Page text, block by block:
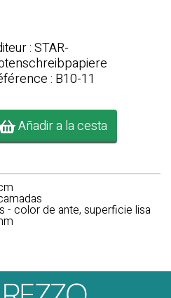
: STAR-
: B10-11
Añadir a la cesta
- color de ante, superficie lisa